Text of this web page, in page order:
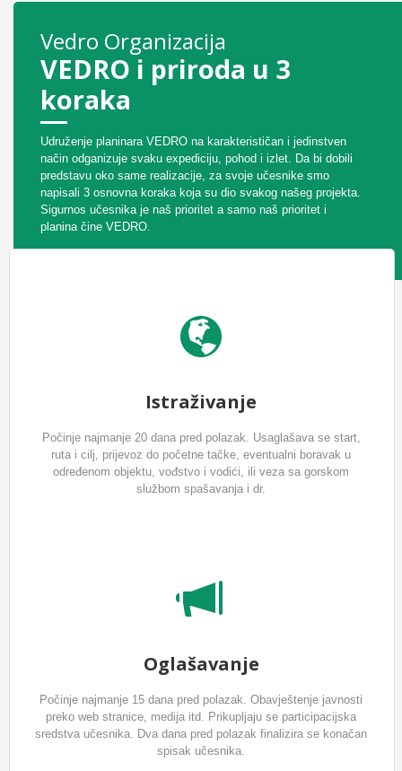
Vedro Organizacija
VEDRO i priroda u 3
koraka
Udruženje planinara VEDRO na karakterističan i jedinstven
način odganizuje svaku expediciju, pohod i izlet. Da bi dobili
predstavu oko same realizacije, za svoje učesnike smo
napisali 3 osnovna koraka koja su dio svakog našeg projekta.
Sigurnos učesnika je naš prioritet a samo naš prioritet i
planina čine VEDRO.
Istraživanje
Počinje najmanje 20 dana pred polazak. Usaglašava se start,
ruta i cilj, prijevoz do početne tačke, eventualni boravak u
određenom objektu, vođstvo i vodići, ili veza sa gorskom
službom spašavanja i dr.
Oglašavanje
Počinje najmanje 15 dana pred polazak. Obavještenje javnosti
preko web stranice, medija itd. Prikupljaju se participacijska
sredstva učesnika. Dva dana pred polazak finalizira se konačan
spisak učesnika.